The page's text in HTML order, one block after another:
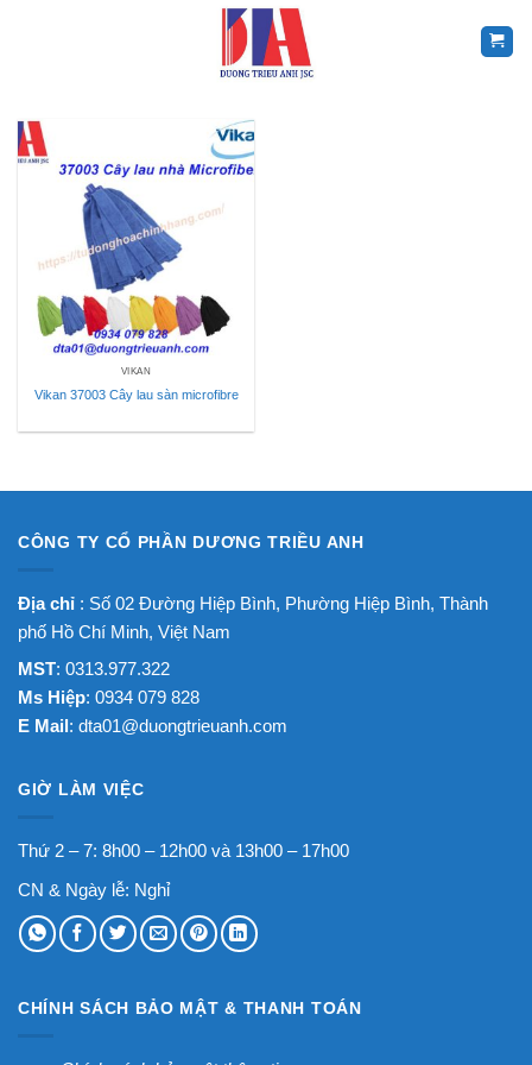
VIKAN
Vikan 37003 Cây lau sàn microfibre
CÔNG TY CỔ PHẦN DƯƠNG TRIỀU ANH
Địa chỉ : Số 02 Đường Hiệp Bình, Phường Hiệp Bình, Thành
phố Hồ Chí Minh, Việt Nam
MST: 0313.977.322
Ms Hiệp: 0934 079 828
E Mail: dta01@duongtrieuanh.com
GIỜ LÀM VIỆC
Thứ 2 – 7: 8h00 – 12h00 và 13h00 – 17h00
CN & Ngày lễ: Nghỉ
CHÍNH SÁCH BẢO MẬT & THANH TOÁN